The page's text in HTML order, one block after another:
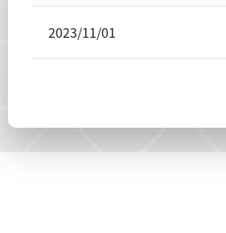
2023/11/01